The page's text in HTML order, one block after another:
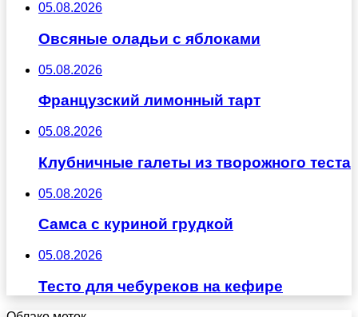
05.08.2026
Овсяные оладьи с яблоками
05.08.2026
Французский лимонный тарт
05.08.2026
Клубничные галеты из творожного теста
05.08.2026
Самса с куриной грудкой
05.08.2026
Тесто для чебуреков на кефире